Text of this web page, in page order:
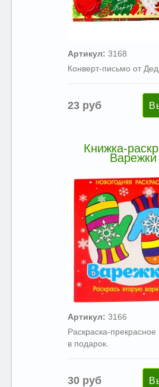
Артикул: 3168
Конверт-письмо от
23 руб
Книжка-
Варежки
Артикул: 3166
Раскраска-
в подарок.
30 руб